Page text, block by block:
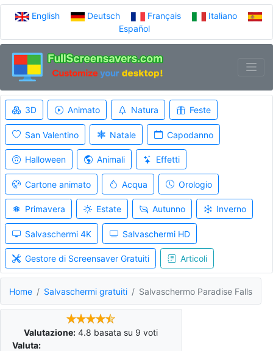
English Deutsch Français
Italiano
Español
3D Animato Natura Feste
San Valentino Natale Capodanno
Halloween Animali Effetti
Cartone animato Acqua Orologio
Primavera Estate Autunno Inverno
Salvaschermi 4K Salvaschermi HD
Gestore di Screensaver Gratuiti Articoli
Home Salvaschermi gratuiti Salvaschermo Paradise Falls
Valutazione: 4.8 basata su 9 voti
Valuta: